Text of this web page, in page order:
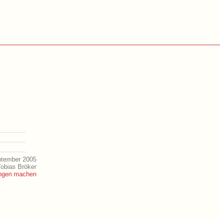
2005
Bröker